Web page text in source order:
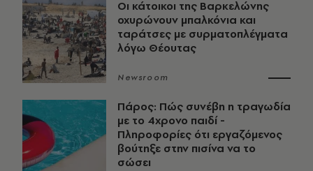
Οι κάτοικοι της Βαρκελώνης
οχυρώνουν μπαλκόνια και
ταράτσες με συρματοπλέγματα
λόγω Θέουτας
Newsroom
Πάρος: Πώς συνέβη η τραγωδία
με το 4χρονο παιδί -
Πληροφορίες ότι εργαζόμενος
βούτηξε στην πισίνα να το
σώσει